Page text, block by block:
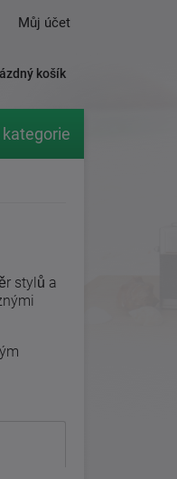
Můj účet
košík
Značky
stylů a